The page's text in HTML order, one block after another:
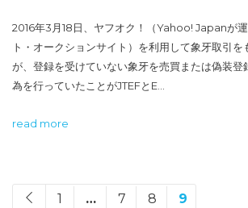
2016年3月18日、ヤフオク！（Yahoo! Japanが
ト・オークションサイト）を利用して象牙取引
が、登録を受けていない象牙を売買または偽装登
為を行っていたことがJTEFとE…
read more
1 … 7 8 9